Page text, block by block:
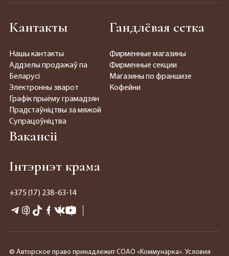
Кантакты
Нашы кантакты
Аддзелы продажаў па
Беларусі
Электронны зварот
Графік прыёму грамадзян
Прадстаўніцтвы за мяжой
Супрацоўніцтва
Гандлёвая сетка
Фирменные магазины
Фирменные секции
Магазины по франшизе
Кофейни
Вакансіі
Інтэрнэт крама
+375 (17) 238-63-14
© Авторское право принадлежит СОАО «Коммунарка». Условия